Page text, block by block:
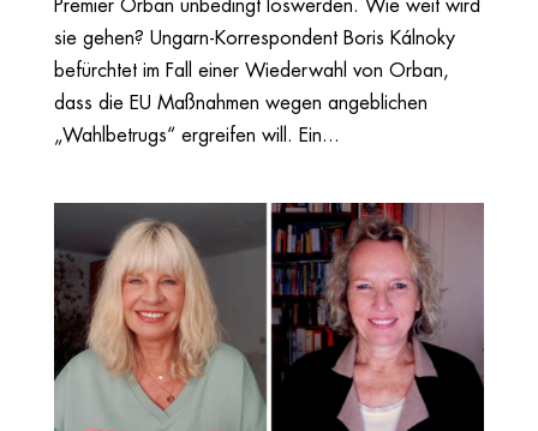
Premier Orban unbedingt loswerden. Wie weit wird
sie gehen? Ungarn-Korrespondent Boris Kálnoky
befürchtet im Fall einer Wiederwahl von Orban,
dass die EU Maßnahmen wegen angeblichen
„Wahlbetrugs“ ergreifen will. Ein...